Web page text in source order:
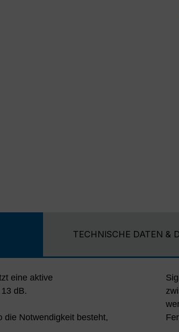
TECHNISCHE DATEN &
eine aktive
dB.
die Notwendigkeit besteht,